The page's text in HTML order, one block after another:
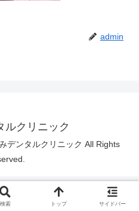
admin
ルクリニック
デンタルクリニック All Rights
検索 トップ サイドバー